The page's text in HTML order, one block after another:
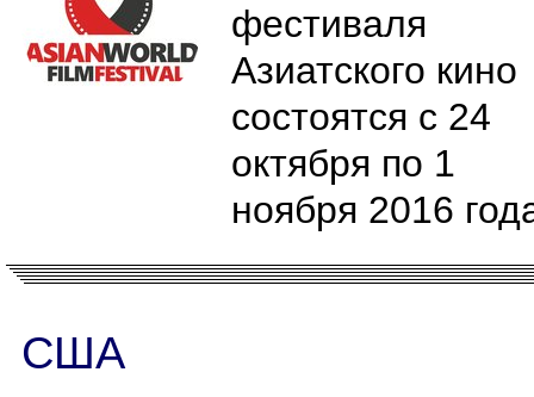
фестиваля
Азиатского кино
состоятся с 24
октября по 1
ноября 2016
США